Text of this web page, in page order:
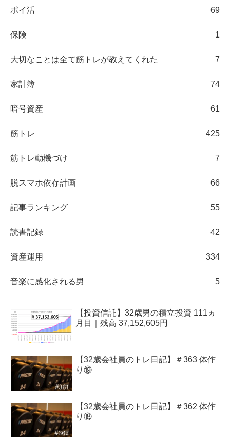
ポイ活 69
保険 1
大切なことは全て筋トレが教えてくれた 7
家計簿 74
暗号資産 61
筋トレ 425
筋トレ動機づけ 7
脱スマホ依存計画 66
記事ランキング 55
読書記録 42
資産運用 334
音楽に感化される男 5
【投資信託】32歳男の積立投資 111ヵ
月目｜残高 37,152,605円
【32歳会社員のトレ日記】＃363 体作
り⑲
【32歳会社員のトレ日記】＃362 体作
り⑱